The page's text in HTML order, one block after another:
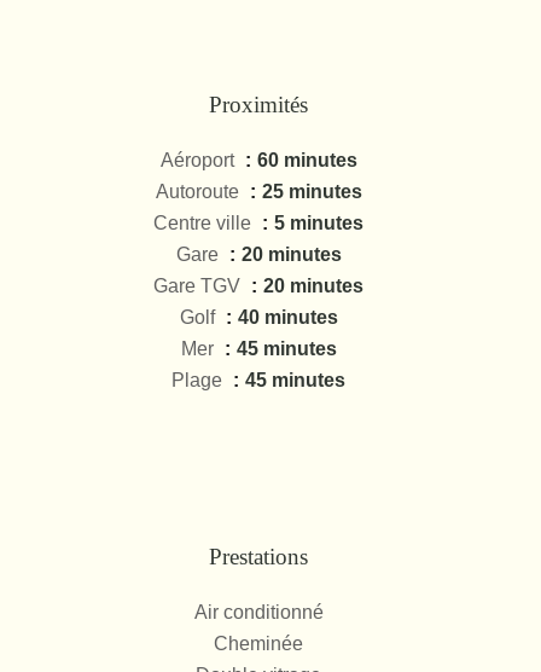
Proximités
Aéroport
60 minutes
Autoroute
25 minutes
Centre ville
5 minutes
Gare
20 minutes
Gare TGV
20 minutes
Golf
40 minutes
Mer
45 minutes
Plage
45 minutes
Prestations
Air conditionné
Cheminée